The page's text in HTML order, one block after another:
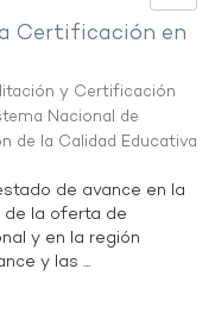
Certificación en
y Certificación
Nacional de
de la Calidad Educativa
de avance en la
de la oferta de
y en la región
y las ...